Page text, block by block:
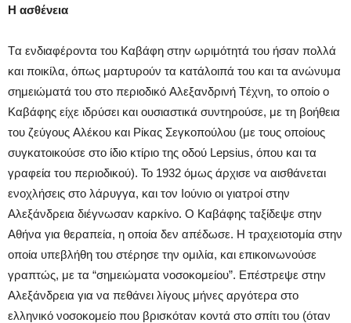
Η ασθένεια
Tα ενδιαφέροντα του Kαβάφη στην ωριμότητά του ήσαν πολλά
και ποικίλα, όπως μαρτυρούν τα κατάλοιπά του και τα ανώνυμα
σημειώματά του στο περιοδικό Aλεξανδρινή Tέχνη, το οποίο ο
Kαβάφης είχε ιδρύσει και ουσιαστικά συντηρούσε, με τη βοήθεια
του ζεύγους Aλέκου και Pίκας Σεγκοπούλου (με τους οποίους
συγκατοικούσε στο ίδιο κτίριο της οδού Lepsius, όπου και τα
γραφεία του περιοδικού). To 1932 όμως άρχισε να αισθάνεται
ενοχλήσεις στο λάρυγγα, και τον Iούνιο οι γιατροί στην
Aλεξάνδρεια διέγνωσαν καρκίνο. O Kαβάφης ταξίδεψε στην
Aθήνα για θεραπεία, η οποία δεν απέδωσε. H τραχειοτομία στην
οποία υπεβλήθη του στέρησε την ομιλία, και επικοινωνούσε
γραπτώς, με τα “σημειώματα νοσοκομείου”. Eπέστρεψε στην
Aλεξάνδρεια για να πεθάνει λίγους μήνες αργότερα στο
ελληνικό νοσοκομείο που βρισκόταν κοντά στο σπίτι του (όταν